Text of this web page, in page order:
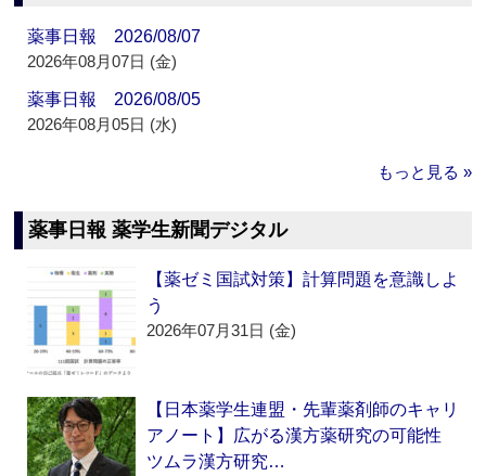
薬事日報 2026/08/07
2026年08月07日 (金)
薬事日報 2026/08/05
2026年08月05日 (水)
もっと見る »
薬事日報 薬学生新聞デジタル
【薬ゼミ国試対策】計算問題を意識しよ
う
2026年07月31日 (金)
【日本薬学生連盟・先輩薬剤師のキャリ
アノート】広がる漢方薬研究の可能性
ツムラ漢方研究…